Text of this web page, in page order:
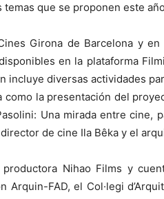
temas que se proponen este
Girona de Barcelona y
en la plataforma
incluye diversas actividades
la presentación del
Una mirada entre cine,
de cine Ila Bêka y el
Nihao Films y
Arquin-FAD, el Col·legi